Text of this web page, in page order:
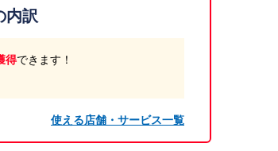
内訳
得できます！
使える店舗・サービス一覧